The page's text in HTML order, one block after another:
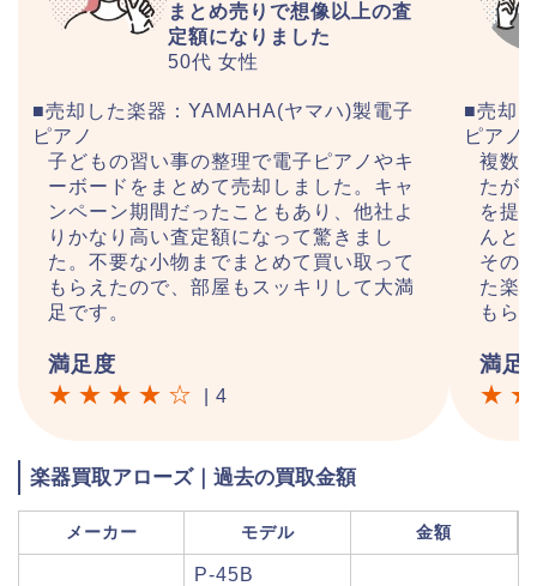
まとめ売りで想像以上の査
定額になりました
50代 女性
■売却した楽器：YAMAHA(ヤマハ)製電子
ピアノ
子どもの習い事の整理で電子ピアノやキ
ーボードをまとめて売却しました。キャ
ンペーン期間だったこともあり、他社よ
りかなり高い査定額になって驚きまし
た。不要な小物までまとめて買い取って
もらえたので、部屋もスッキリして大満
足です。
満足度
★★★★☆ 4
■売却
ピアノ
複数
たが
を提
んと
その
た楽
もら
満足
楽器買取アローズ｜過去の買取金額
メーカー モデル 金額
P-45B